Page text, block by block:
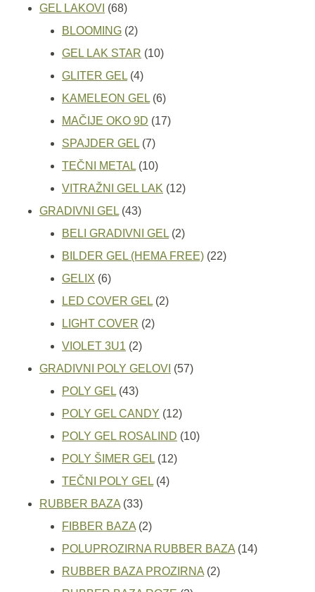
proizvoda
GEL LAKOVI 6868
proizvoda
BLOOMING 22
proizvoda
GEL LAK STAR 1010
GLITER GEL 44
proizvoda
KAMELEON GEL 66
proizvoda
MAČIJE OKO 9D 1717
SPAJDER GEL 77
proizvoda
TEČNI METAL 1010
proizvoda
VITRAŽNI GEL LAK 1212
GRADIVNI GEL 4343
proizvoda
BELI GRADIVNI GEL 22
proizvoda
BILDER GEL (HEMA FREE) 2222
GELIX 66
proizvoda
LED COVER GEL 22
LIGHT COVER 22
VIOLET 3U1 22
proizvoda
GRADIVNI POLY GELOVI 5757
POLY GEL 4343
proizvoda
POLY GEL CANDY 1212
proizvoda
POLY GEL ROSALIND 1010
POLY ŠIMER GEL 1212
TEČNI POLY GEL 44
RUBBER BAZA 3333
proizvoda
FIBBER BAZA 22
proizvoda
POLUPROZIRNA RUBBER BAZA 1414
RUBBER BAZA PROZIRNA 22